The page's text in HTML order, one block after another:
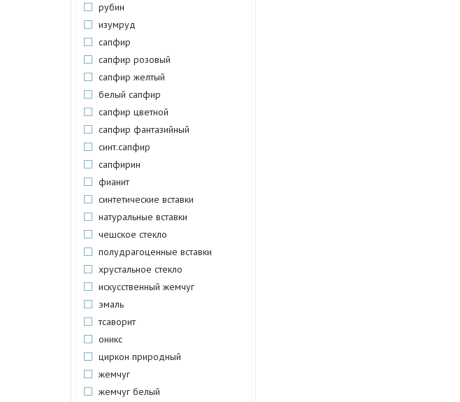
рубин
изумруд
сапфир
сапфир розовый
сапфир желтый
белый сапфир
сапфир цветной
сапфир фантазийный
синт.сапфир
сапфирин
фианит
синтетические вставки
натуральные вставки
чешское стекло
полудрагоценные вставки
хрустальное стекло
искусственный жемчуг
эмаль
тсаворит
оникс
циркон природный
жемчуг
жемчуг белый